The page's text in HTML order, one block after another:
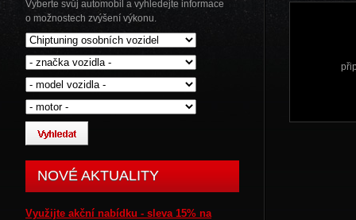
Vyberte svůj automobil a vyhledejte informace
o možnostech zvýšení výkonu.
NOVÉ AKTUALITY
Využijte akční nabídku - sleva 15% na